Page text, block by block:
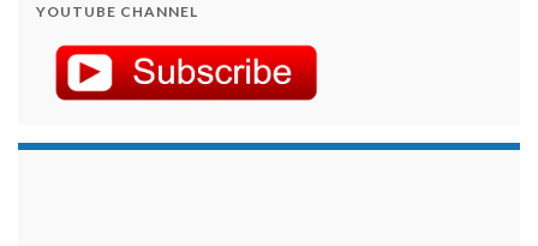
YOUTUBE CHANNEL